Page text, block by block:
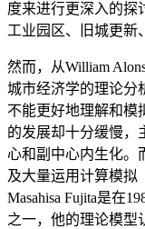
度来进行更深入的探
工业园区、旧城更新
然而，从William
城市经济学的理论分
不能更好地理解和模
的发展却十分缓慢，
心和副中心内生化。
及大量运用计算模拟
Masahisa Fujita是在
之一，他的理论模型